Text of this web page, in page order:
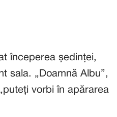
începerea ședinței,
sala. „Doamnă Albu”,
vorbi în apărarea